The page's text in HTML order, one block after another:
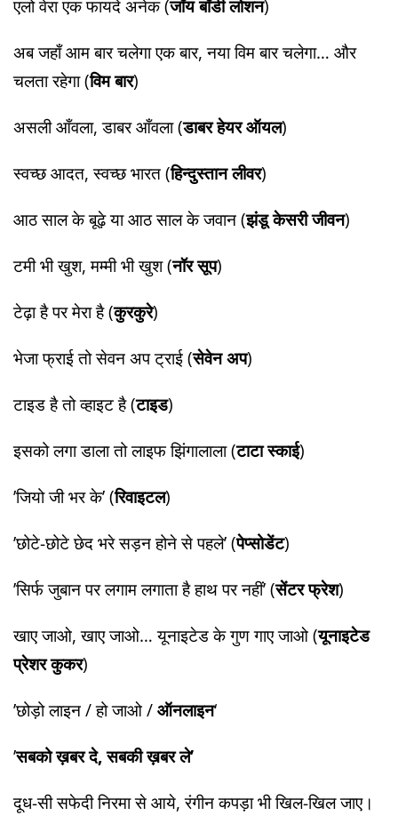
एलो वेरा एक फायदे अनेक (जॉय बॉडी लोशन)
​अब जहाँ आम बार चलेगा एक बार, ​नया विम बार चलेगा… और
चलता रहेगा (विम बार)
​असली आँवला, डाबर आँवला (डाबर हेयर ऑयल)
​स्वच्छ आदत, स्वच्छ भारत (हिन्दुस्तान लीवर)
​आठ साल के बूढ़े या आठ साल के जवान (झंडू केसरी जीवन)
​टमी भी खुश, मम्मी भी खुश (नॉर सूप)
​टेढ़ा है पर मेरा है (कुरकुरे)
​भेजा फ्राई तो सेवन अप ट्राई (सेवेन अप)
​टाइड है तो व्हाइट है (टाइड)
​इसको लगा डाला तो लाइफ झिंगालाला (टाटा स्काई)
​’जियो जी भर के’ (रिवाइटल)
​’छोटे-छोटे छेद भरे सड़न होने से पहले’ (पेप्सोडेंट)
​’सिर्फ जुबान पर लगाम लगाता है हाथ पर नहीं’ (सेंटर फ्रेश)
​खाए जाओ, खाए जाओ… यूनाइटेड के गुण गाए जाओ (यूनाइटेड
प्रेशर कुकर)
​’छोड़ो लाइन / हो जाओ /ऑनलाइन‘
​’सबको ख़बर दे, सबकी ख़बर ले’
​दूध-सी सफेदी निरमा से आये, ​रंगीन कपड़ा भी खिल-खिल जाए।